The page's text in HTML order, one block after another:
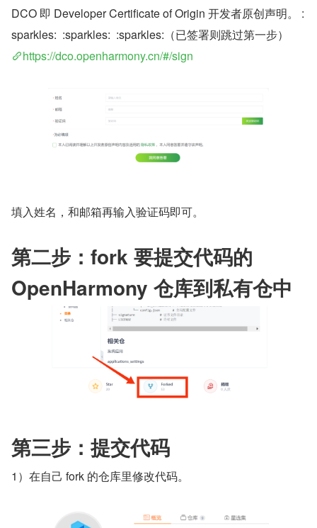
DCO 即 Developer Certificate of Origin 开发者原创声明。 :
sparkles:  :sparkles:  :sparkles:（已签署则跳过第一步）
https://dco.openharmony.cn/#/sign
填入姓名，和邮箱再输入验证码即可。
第二步：fork 要提交代码的
OpenHarmony 仓库到私有仓中
第三步：提交代码
1）在自己 fork 的仓库里修改代码。